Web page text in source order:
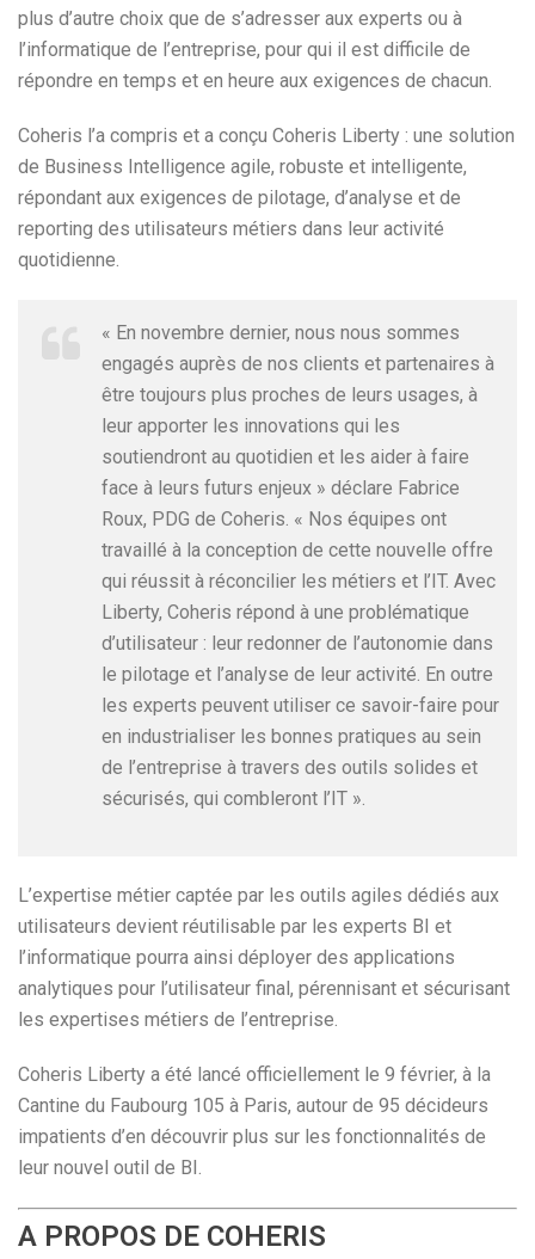
plus d’autre choix que de s’adresser aux experts ou à
l’informatique de l’entreprise, pour qui il est difficile de
répondre en temps et en heure aux exigences de chacun.
Coheris l’a compris et a conçu Coheris Liberty : une solution
de Business Intelligence agile, robuste et intelligente,
répondant aux exigences de pilotage, d’analyse et de
reporting des utilisateurs métiers dans leur activité
quotidienne.
« En novembre dernier, nous nous sommes
engagés auprès de nos clients et partenaires à
être toujours plus proches de leurs usages, à
leur apporter les innovations qui les
soutiendront au quotidien et les aider à faire
face à leurs futurs enjeux » déclare Fabrice
Roux, PDG de Coheris. « Nos équipes ont
travaillé à la conception de cette nouvelle offre
qui réussit à réconcilier les métiers et l’IT. Avec
Liberty, Coheris répond à une problématique
d’utilisateur : leur redonner de l’autonomie dans
le pilotage et l’analyse de leur activité. En outre
les experts peuvent utiliser ce savoir-faire pour
en industrialiser les bonnes pratiques au sein
de l’entreprise à travers des outils solides et
sécurisés, qui combleront l’IT ».
L’expertise métier captée par les outils agiles dédiés aux
utilisateurs devient réutilisable par les experts BI et
l’informatique pourra ainsi déployer des applications
analytiques pour l’utilisateur final, pérennisant et sécurisant
les expertises métiers de l’entreprise.
Coheris Liberty a été lancé officiellement le 9 février, à la
Cantine du Faubourg 105 à Paris, autour de 95 décideurs
impatients d’en découvrir plus sur les fonctionnalités de
leur nouvel outil de BI.
A PROPOS DE COHERIS